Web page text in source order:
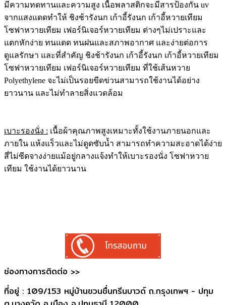
มีความทดทานและความสูง เนื้อพลาสติกจะมีสารป้องกัน uv
จากแสงแดดทำให้ ชิงช้ารังนก เก้าอี้รังนก เก้าอี้หวายเทียม
โซฟาหวายเทียม เฟอร์นิเจอร์หวายเทียม ต่างๆไม่เปราะและ
แตกหักง่าย ทนแดด ทนฝนและสภาพอากาศ และง่ายต่อการ
ดูแลรักษา และที่สำคัญ ชิงช้ารังนก เก้าอี้รังนก เก้าอี้หวายเทียม
โซฟาหวายเทียม เฟอร์นิเจอร์หวายเทียม ที่ใช้เส้นหวาย
Polyethylene จะไม่เป็นรอยขีดข่วนสามารถใช้งานได้อย่าง
ยาวนาน และไม่ทำลายสิ่งแวดล้อม
เบาะรองนั่ง : เนื้อผ้าคุณภาพสูงเหมาะทั้งใช้งานภายนอกและ
ภายใน แห้งแร็วและไม่ดูดซับน้ำ สามารถทำความสะอาดได้ง่าย
สี่ไม่ซีดจางง่ายแม้อยู่กลางแจ้งทำให้เบาะรองนั่ง โซฟาหวาย
เทียม ใช้งานได้ยาวนาน
ช่องทางการติดต่อ >>
ที่อยู่ : 109/153 หมู่บ้านชวนชื่นกรีนบาวด์ ถ.กรุงเทพฯ - ปทุม